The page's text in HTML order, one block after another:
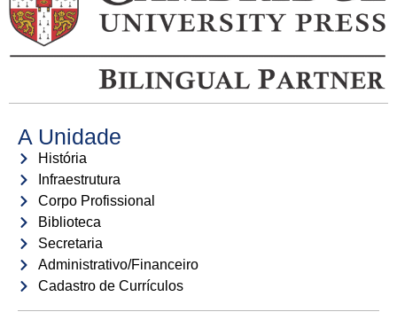
A Unidade
História
Infraestrutura
Corpo Profissional
Biblioteca
Secretaria
Administrativo/Financeiro
Cadastro de Currículos